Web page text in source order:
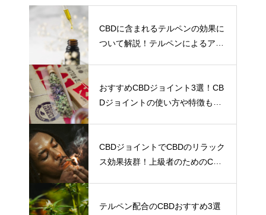
CBDに含まれるテルペンの効果に
ついて解説！テルペンによるアン
おすすめCBDジョイント3選！CB
Dジョイントの使い方や特徴も解
CBDジョイントでCBDのリラック
ス効果抜群！上級者のためのCBD
テルペン配合のCBDおすすめ3選